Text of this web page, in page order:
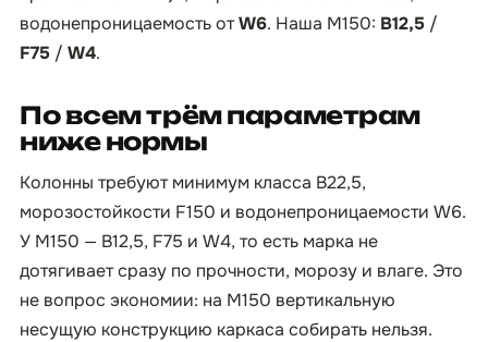
водонепроницаемость отW6. Наша М150: B12,5 /
F75 / W4.
По всем трём параметрам
ниже нормы
Колонны требуют минимум класса B22,5,
морозостойкости F150 и водонепроницаемости W6.
У М150 — B12,5, F75 и W4, то есть марка не
дотягивает сразу по прочности, морозу и влаге. Это
не вопрос экономии: на М150 вертикальную
несущую конструкцию каркаса собирать нельзя.